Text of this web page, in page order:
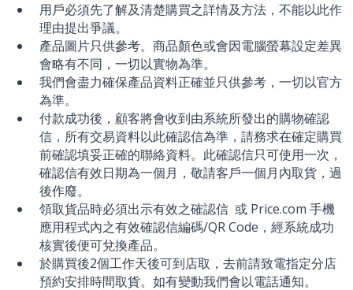
用戶必須先了解及清楚購買之詳情及方法，不能以此作
理由提出爭議。
產品圖片只供參考。商品顏色或會因電腦螢幕設定差異
會略有不同，一切以實物為準。
我們會盡力確保產品資料正確並只供參考，一切以官方
為準。
付款成功後，顧客將會收到由系統所發出的購物確認
信，所有交易資料以此確認信為準，請務求在確定購買
前確認填妥正確的聯絡資料。此確認信只可使用一次，
確認信有效日期為一個月，敬請客戶一個月內取貨，過
後作廢。
領取貨品時必須出示有效之確認信 或 Price.com 手機
應用程式內之有效確認信編碼/QR Code，經系統成功
核實後便可兌換產品。
於購買後2個工作天後可到店取，去前請致電指定分店
預約安排時間取貨。如有變動我們會以電話通知。